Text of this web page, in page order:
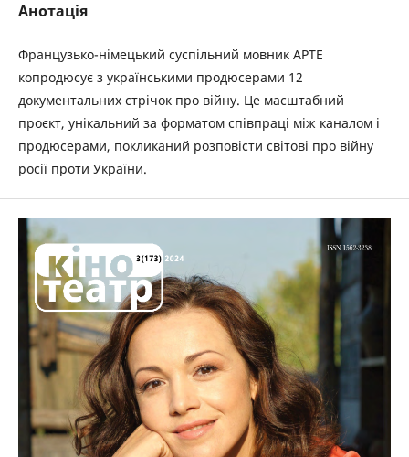
Анотація
Французько-німецький суспільний мовник АРТЕ
копродюсує з українськими продюсерами 12
документальних стрічок про війну. Це масштабний
проєкт, унікальний за форматом співпраці між каналом і
продюсерами, покликаний розповісти світові про війну
росії проти України.